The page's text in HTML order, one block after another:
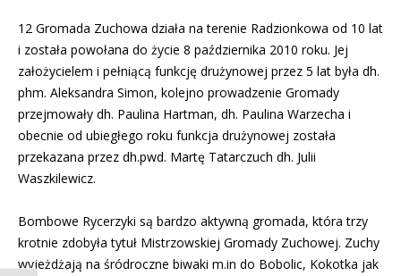
12 Gromada Zuchowa działa na terenie Radzionkowa od 10 lat
i została powołana do życie 8 października 2010 roku. Jej
założycielem i pełniącą funkcję drużynowej przez 5 lat była dh.
phm. Aleksandra Simon, kolejno prowadzenie Gromady
przejmowały dh. Paulina Hartman, dh. Paulina Warzecha i
obecnie od ubiegłego roku funkcja drużynowej została
przekazana przez dh.pwd. Martę Tatarczuch dh. Julii
Waszkilewicz.
Bombowe Rycerzyki są bardzo aktywną gromada, która trzy
krotnie zdobyła tytuł Mistrzowskiej Gromady Zuchowej. Zuchy
wyjeżdżają na śródroczne biwaki m.in do Bobolic, Kokotka jak